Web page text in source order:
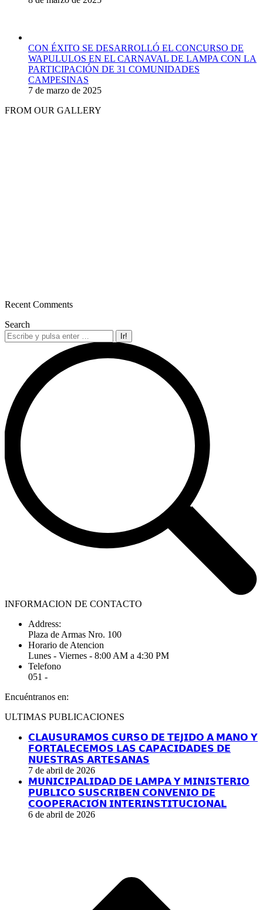
CON ÉXITO SE DESARROLLÓ EL CONCURSO DE
WAPULULOS EN EL CARNAVAL DE LAMPA CON LA
PARTICIPACIÓN DE 31 COMUNIDADES
CAMPESINAS
7 de marzo de 2025
FROM OUR GALLERY
Recent Comments
Search
Buscar:
INFORMACION DE CONTACTO
Address:
Plaza de Armas Nro. 100
Horario de Atencion
Lunes - Viernes - 8:00 AM a 4:30 PM
Telefono
051 -
Encuéntranos en:
Facebook
opens
window
YouTube
opens
window
Linkedin
opens
window
Instagram
opens
window
ULTIMAS PUBLICACIONES
𝗖𝗟𝗔𝗨𝗦𝗨𝗥𝗔𝗠𝗢𝗦 𝗖𝗨𝗥𝗦𝗢 𝗗𝗘 𝗧𝗘𝗝𝗜𝗗𝗢 𝗔 𝗠𝗔𝗡𝗢 𝗬
𝗙𝗢𝗥𝗧𝗔𝗟𝗘𝗖𝗘𝗠𝗢𝗦 𝗟𝗔𝗦 𝗖𝗔𝗣𝗔𝗖𝗜𝗗𝗔𝗗𝗘𝗦 𝗗𝗘
𝗡𝗨𝗘𝗦𝗧𝗥𝗔𝗦 𝗔𝗥𝗧𝗘𝗦𝗔𝗡𝗔𝗦
7 de abril de 2026
𝗠𝗨𝗡𝗜𝗖𝗜𝗣𝗔𝗟𝗜𝗗𝗔𝗗 𝗗𝗘 𝗟𝗔𝗠𝗣𝗔 𝗬 𝗠𝗜𝗡𝗜𝗦𝗧𝗘𝗥𝗜𝗢
𝗣𝗨́𝗕𝗟𝗜𝗖𝗢 𝗦𝗨𝗦𝗖𝗥𝗜𝗕𝗘𝗡 𝗖𝗢𝗡𝗩𝗘𝗡𝗜𝗢 𝗗𝗘
𝗖𝗢𝗢𝗣𝗘𝗥𝗔𝗖𝗜𝗢́𝗡 𝗜𝗡𝗧𝗘𝗥𝗜𝗡𝗦𝗧𝗜𝗧𝗨𝗖𝗜𝗢𝗡𝗔𝗟
6 de abril de 2026